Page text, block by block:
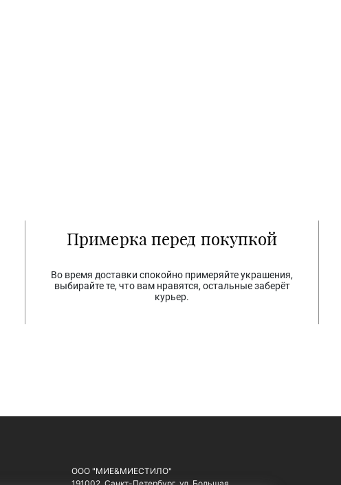
Примерка перед покупкой
Во время доставки спокойно примеряйте украшения,
выбирайте те, что вам нравятся, остальные заберёт
курьер.
ООО "МИЕ&МИЕСТИЛО"